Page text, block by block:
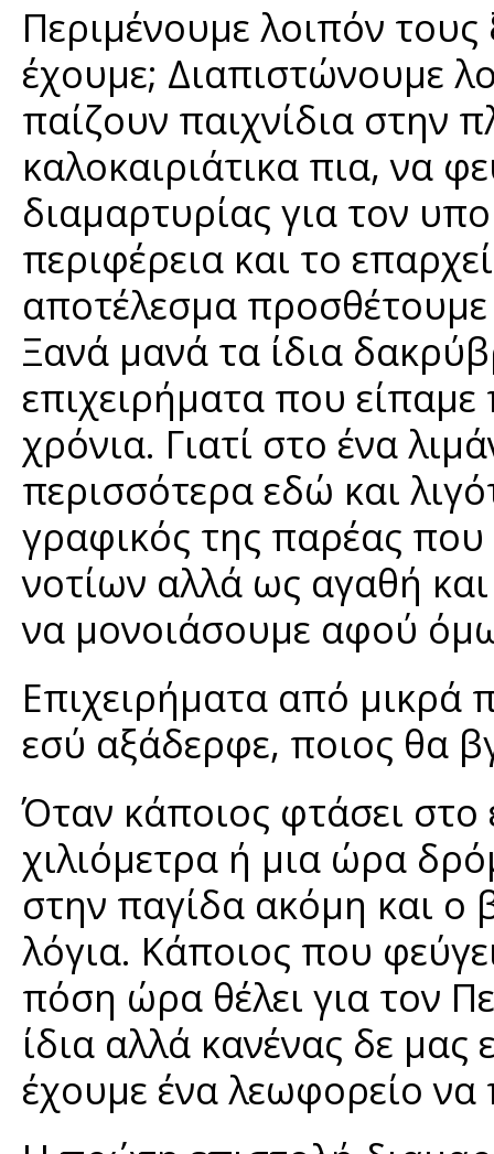
Περιμένουμε λοιπόν
έχουμε; Διαπιστώνουμε
παίζουν παιχνίδια στην
καλοκαιριάτικα πια, να
διαμαρτυρίας για τον
περιφέρεια και το
αποτέλεσμα
Ξανά μανά τα ίδια
επιχειρήματα που
χρόνια. Γιατί στο ένα
περισσότερα εδώ και
γραφικός της παρέας
νοτίων αλλά ως αγαθή
να μονοιάσουμε αφού
Επιχειρήματα από μικρά
εσύ αξάδερφε, ποιος θα
Όταν κάποιος φτάσει στο
χιλιόμετρα ή μια ώρα
στην παγίδα ακόμη και ο
λόγια. Κάποιος που
πόση ώρα θέλει για τον
ίδια αλλά κανένας δε μας
έχουμε ένα λεωφορείο να